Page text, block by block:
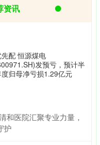
资讯
配 恒源煤电
发预亏，预计半
归母净亏损1.29亿元
和医院汇聚专业力量，
护